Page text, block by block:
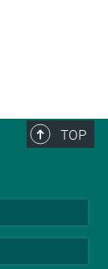
TOP